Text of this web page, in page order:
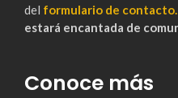
del formulario de contacto.
estará encantada de
Conoce más